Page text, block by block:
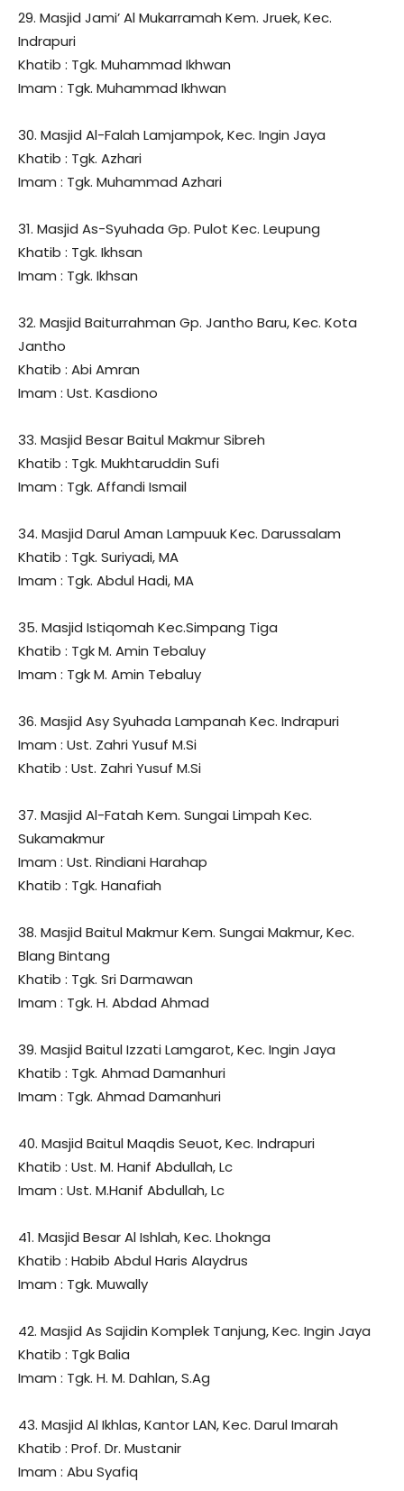
29. Masjid Jami’ Al Mukarramah Kem. Jruek, Kec.
Indrapuri
Khatib : Tgk. Muhammad Ikhwan
Imam : Tgk. Muhammad Ikhwan
30. Masjid Al-Falah Lamjampok, Kec. Ingin Jaya
Khatib : Tgk. Azhari
Imam : Tgk. Muhammad Azhari
31. Masjid As-Syuhada Gp. Pulot Kec. Leupung
Khatib : Tgk. Ikhsan
Imam : Tgk. Ikhsan
32. Masjid Baiturrahman Gp. Jantho Baru, Kec. Kota
Jantho
Khatib : Abi Amran
Imam : Ust. Kasdiono
33. Masjid Besar Baitul Makmur Sibreh
Khatib : Tgk. Mukhtaruddin Sufi
Imam : Tgk. Affandi Ismail
34. Masjid Darul Aman Lampuuk Kec. Darussalam
Khatib : Tgk. Suriyadi, MA
Imam : Tgk. Abdul Hadi, MA
35. Masjid Istiqomah Kec.Simpang Tiga
Khatib : Tgk M. Amin Tebaluy
Imam : Tgk M. Amin Tebaluy
36. Masjid Asy Syuhada Lampanah Kec. Indrapuri
Imam : Ust. Zahri Yusuf M.Si
Khatib : Ust. Zahri Yusuf M.Si
37. Masjid Al-Fatah Kem. Sungai Limpah Kec.
Sukamakmur
Imam : Ust. Rindiani Harahap
Khatib : Tgk. Hanafiah
38. Masjid Baitul Makmur Kem. Sungai Makmur, Kec.
Blang Bintang
Khatib : Tgk. Sri Darmawan
Imam : Tgk. H. Abdad Ahmad
39. Masjid Baitul Izzati Lamgarot, Kec. Ingin Jaya
Khatib : Tgk. Ahmad Damanhuri
Imam : Tgk. Ahmad Damanhuri
40. Masjid Baitul Maqdis Seuot, Kec. Indrapuri
Khatib : Ust. M. Hanif Abdullah, Lc
Imam : Ust. M.Hanif Abdullah, Lc
41. Masjid Besar Al Ishlah, Kec. Lhoknga
Khatib : Habib Abdul Haris Alaydrus
Imam : Tgk. Muwally
42. Masjid As Sajidin Komplek Tanjung, Kec. Ingin Jaya
Khatib : Tgk Balia
Imam : Tgk. H. M. Dahlan, S.Ag
43. Masjid Al Ikhlas, Kantor LAN, Kec. Darul Imarah
Khatib : Prof. Dr. Mustanir
Imam : Abu Syafiq